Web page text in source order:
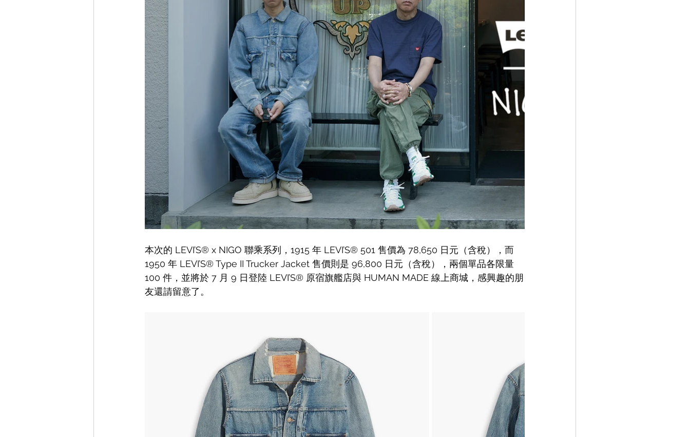
本次的 LEVI’S® x NIGO 聯乘系列，1915 年 LEVI’S® 501 售價為 78,650 日元（含稅），而
1950 年 LEVI’S® Type II Trucker Jacket 售價則是 96,800 日元（含稅），兩個單品各限量
100 件，並將於 7 月 9 日登陸 LEVI’S® 原宿旗艦店與 HUMAN MADE 線上商城，感興趣的朋
友還請留意了。